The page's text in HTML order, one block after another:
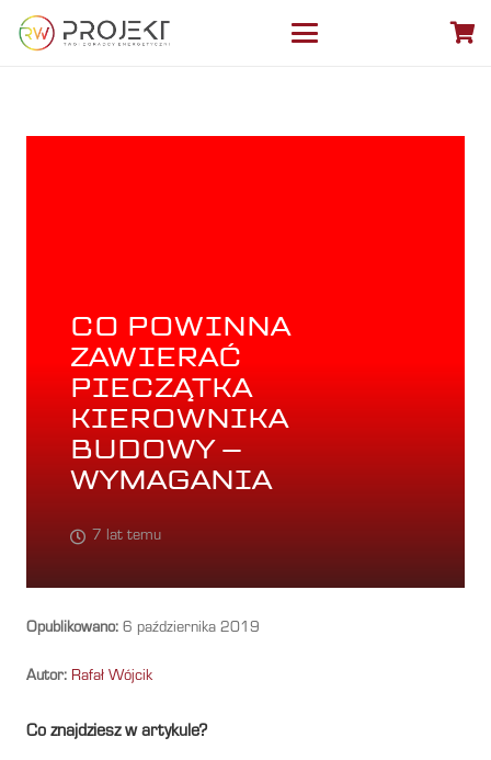
CO POWINNA
ZAWIERAĆ
PIECZĄTKA
KIEROWNIKA
BUDOWY –
WYMAGANIA
7 lat temu
Opublikowano: 6 października 2019
Autor: Rafał Wójcik
Co znajdziesz w artykule?